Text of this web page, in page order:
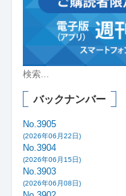
バックナンバー
No.3905
(2026年06月22日)
No.3904
(2026年06月15日)
No.3903
(2026年06月08日)